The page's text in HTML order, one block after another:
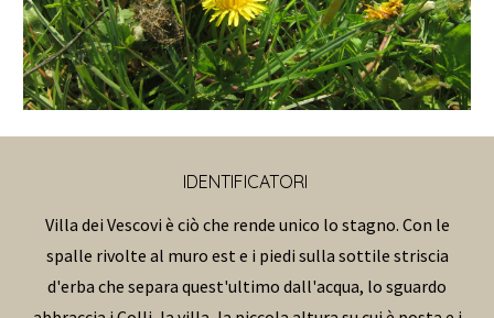
IDENTIFICATORI
Villa dei Vescovi è ciò che rende unico lo stagno. Con le
spalle rivolte al muro est e i piedi sulla sottile striscia
d'erba che separa quest'ultimo dall'acqua, lo sguardo